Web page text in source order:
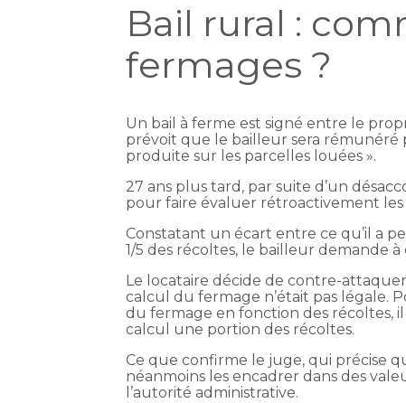
Bail rural :
fermages ?
Un bail à ferme est signé entre le
prévoit que le bailleur sera rémunéré
produite sur les parcelles louées ».
27 ans plus tard, par suite d’un
pour faire évaluer rétroactivement les
Constatant un écart entre ce qu’il a
1/5 des récoltes, le bailleur demande
Le locataire décide de contre-
calcul du fermage n’était pas légale.
du fermage en fonction des récoltes, il
calcul une portion des récoltes.
Ce que confirme le juge, qui précise
néanmoins les encadrer dans des
l’autorité administrative.